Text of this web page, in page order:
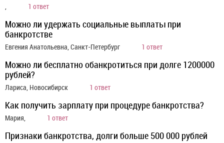
, 1 ответ
Можно ли удержать социальные выплаты при
банкротстве
Евгения Анатольевна, Санкт-Петербург 1 ответ
Можно ли бесплатно обанкротиться при долге 1200000
рублей?
Лариса, Новосибирск 1 ответ
Как получить зарплату при процедуре банкротства?
Мария, 1 ответ
Признаки банкротства, долги больше 500 000 рублей